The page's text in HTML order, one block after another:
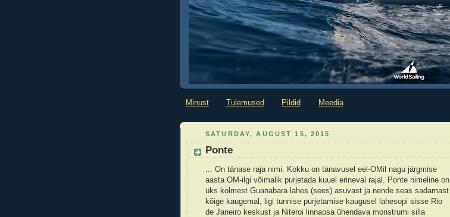
Minust Tulemused Pildid Meedia
SATURDAY, AUGUST 15, 2015
Ponte
... On tänase raja nimi. Kokku on tänavusel eel-OMil nagu järgmise
aasta OM-ilgi võimalik purjetada kuuel erineval rajal. Ponte nimeline on
üks kolmest Guanabara lahes (sees) asuvast ja nende seas sadamast
kõige kaugemal, ligi tunnise purjetamise kaugusel lahesopi sisse Rio
de Janeiro keskust ja Niteroi linnaosa ühendava monstrumi silla